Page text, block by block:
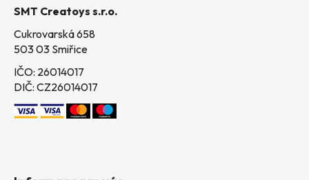
SMT Creatoys s.r.o.
Cukrovarská 658
503 03 Smiřice
IČO: 26014017
DIČ: CZ26014017